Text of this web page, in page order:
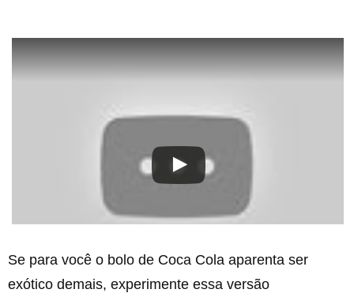
Se para você o bolo de Coca Cola aparenta ser
exótico demais, experimente essa versão